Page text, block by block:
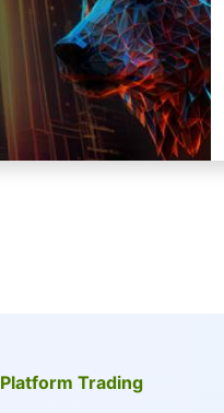
Platform Trading